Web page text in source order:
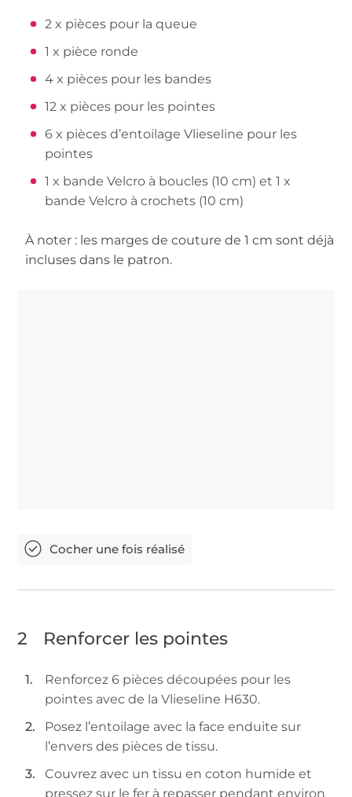
2 x pièces pour la queue
1 x pièce ronde
4 x pièces pour les bandes
12 x pièces pour les pointes
6 x pièces d’entoilage Vlieseline pour les
pointes
1 x bande Velcro à boucles (10 cm) et 1 x
bande Velcro à crochets (10 cm)
À noter : les marges de couture de 1 cm sont déjà
incluses dans le patron.
2 Renforcer les pointes
Renforcez 6 pièces découpées pour les
pointes avec de la Vlieseline H630.
Posez l’entoilage avec la face enduite sur
l’envers des pièces de tissu.
Couvrez avec un tissu en coton humide et
pressez sur le fer à repasser pendant environ